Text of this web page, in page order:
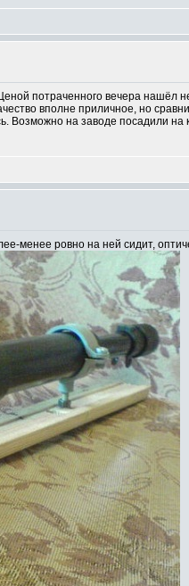
потраченного вечера нашёл
вполне приличное, но
Возможно на заводе посадили
менее ровно на ней сидит,